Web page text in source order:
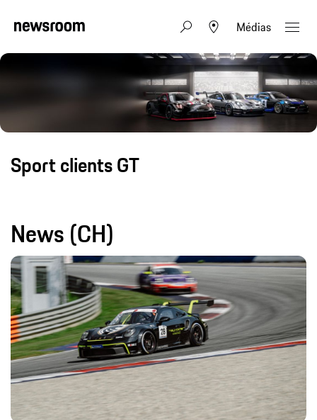
Médias
Sport clients GT
News (CH)